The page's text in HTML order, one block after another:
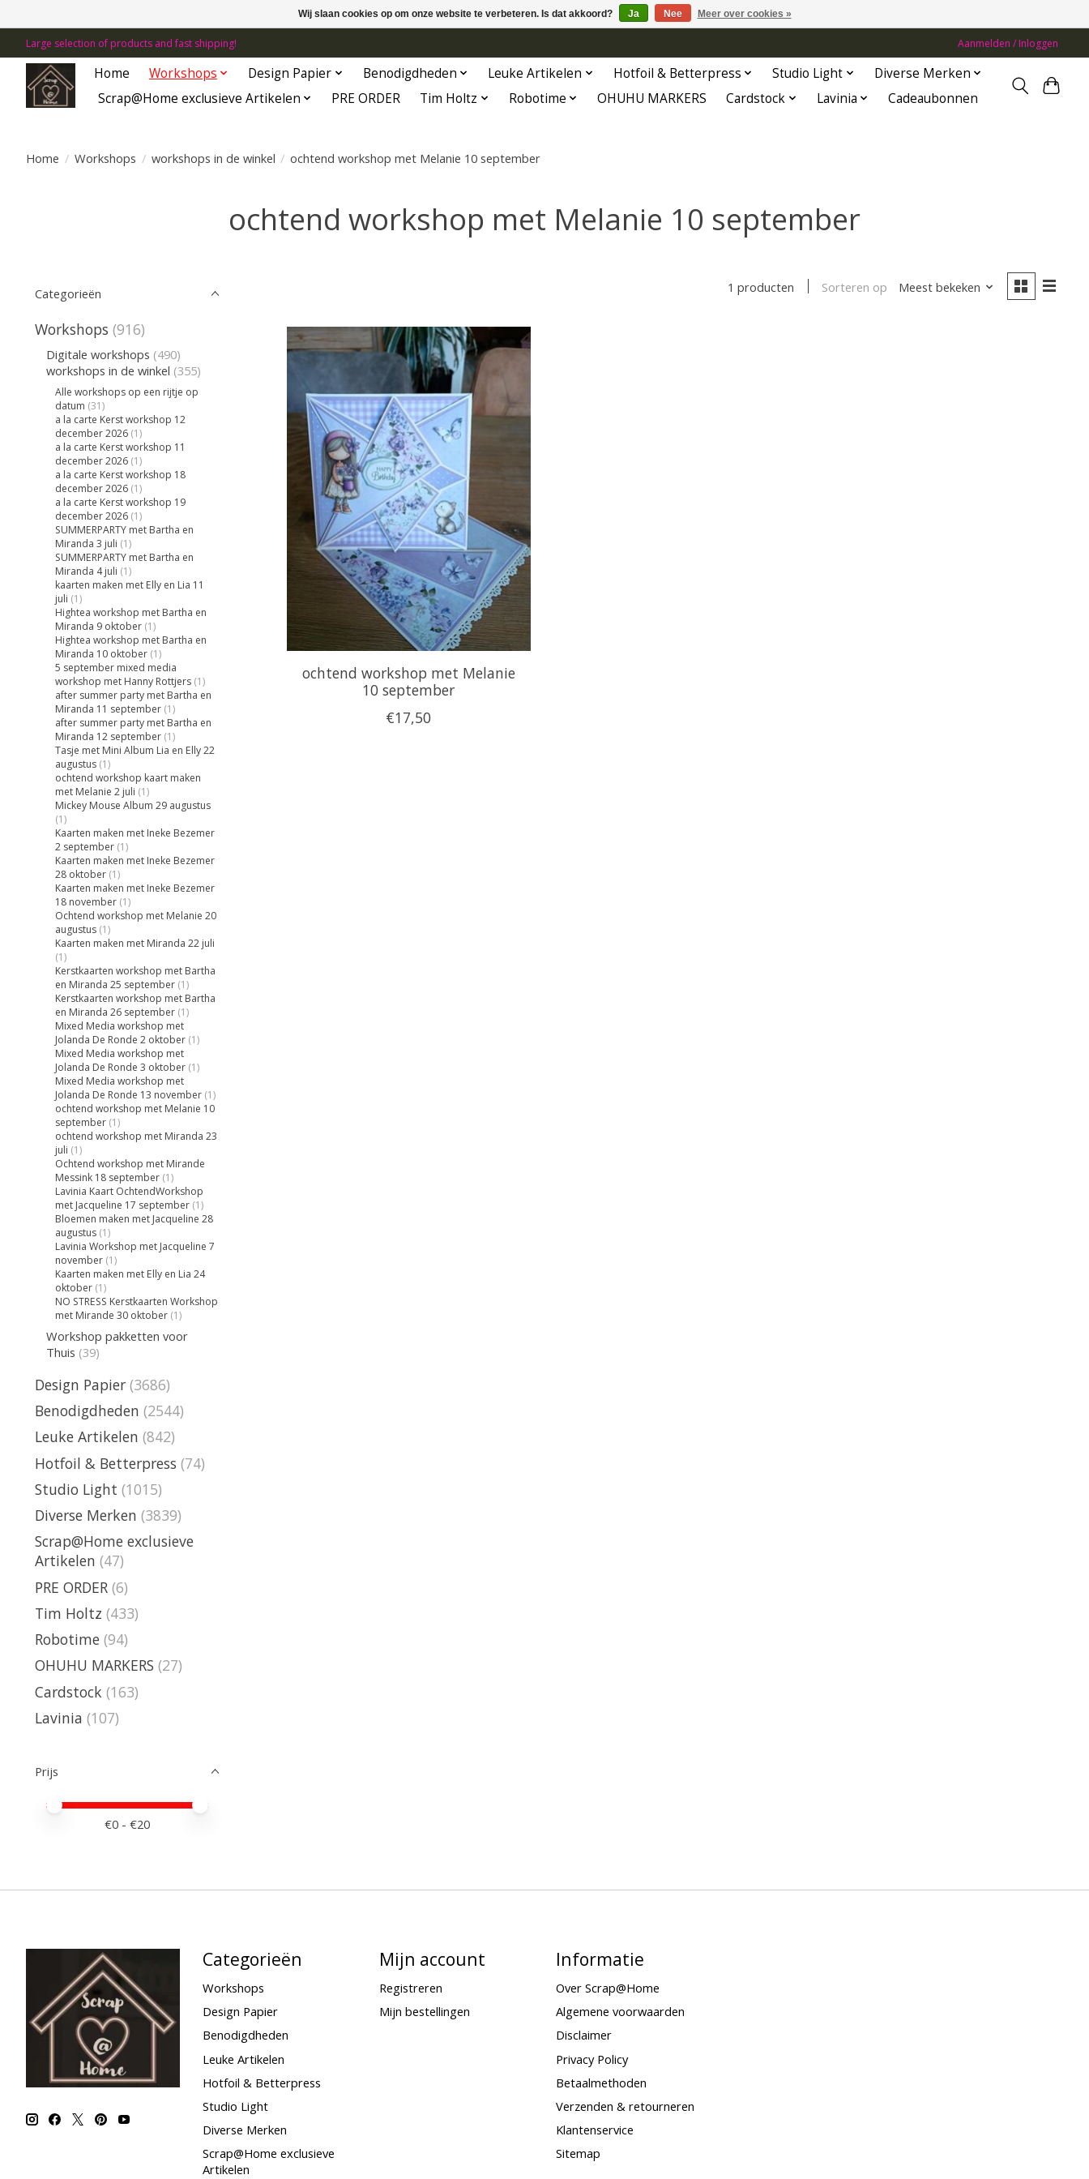
Large selection of products and fast shipping! Aanmelden / Inloggen
Home Workshops Design Papier Benodigdheden Leuke Artikelen Hotfoil & Betterpress Studio Light
Diverse Merken
Scrap@Home exclusieve Artikelen
PRE ORDER Tim Holtz Robotime OHUHU MARKERS Cardstock Lavinia Cadeaubonnen
Home / Workshops / workshops in de winkel / ochtend workshop met Melanie 10 september
ochtend workshop met Melanie 10 september
Categorieën
Workshops (916)
Digitale workshops (490)
workshops in de winkel (355)
Alle workshops op een rijtje op
datum (31)
a la carte Kerst workshop 12
december 2026 (1)
a la carte Kerst workshop 11
december 2026 (1)
a la carte Kerst workshop 18
december 2026 (1)
a la carte Kerst workshop 19
december 2026 (1)
SUMMERPARTY met Bartha en
Miranda 3 juli (1)
SUMMERPARTY met Bartha en
Miranda 4 juli (1)
kaarten maken met Elly en Lia 11
juli (1)
Hightea workshop met Bartha en
Miranda 9 oktober (1)
Hightea workshop met Bartha en
Miranda 10 oktober (1)
5 september mixed media
workshop met Hanny Rottjers (1)
after summer party met Bartha en
Miranda 11 september (1)
after summer party met Bartha en
Miranda 12 september (1)
Tasje met Mini Album Lia en Elly 22
augustus (1)
ochtend workshop kaart maken
met Melanie 2 juli (1)
Mickey Mouse Album 29 augustus
(1)
Kaarten maken met Ineke Bezemer
2 september (1)
Kaarten maken met Ineke Bezemer
28 oktober (1)
Kaarten maken met Ineke Bezemer
18 november (1)
Ochtend workshop met Melanie 20
augustus (1)
Kaarten maken met Miranda 22 juli
(1)
Kerstkaarten workshop met Bartha
en Miranda 25 september (1)
Kerstkaarten workshop met Bartha
en Miranda 26 september (1)
Mixed Media workshop met
Jolanda De Ronde 2 oktober (1)
Mixed Media workshop met
Jolanda De Ronde 3 oktober (1)
Mixed Media workshop met
Jolanda De Ronde 13 november (1)
ochtend workshop met Melanie 10
september (1)
ochtend workshop met Miranda 23
juli (1)
Ochtend workshop met Mirande
Messink 18 september (1)
Lavinia Kaart OchtendWorkshop
met Jacqueline 17 september (1)
Bloemen maken met Jacqueline 28
augustus (1)
Lavinia Workshop met Jacqueline 7
november (1)
Kaarten maken met Elly en Lia 24
oktober (1)
NO STRESS Kerstkaarten Workshop
met Mirande 30 oktober (1)
Workshop pakketten voor
Thuis (39)
Design Papier (3686)
Benodigdheden (2544)
Leuke Artikelen (842)
Hotfoil & Betterpress (74)
Studio Light (1015)
Diverse Merken (3839)
Scrap@Home exclusieve
Artikelen (47)
PRE ORDER (6)
Tim Holtz (433)
Robotime (94)
OHUHU MARKERS (27)
Cardstock (163)
Lavinia (107)
Prijs
Minimale prijswaarde
Price maximum value
€0 - €20
1 producten Sorteren op Meest bekeken
ochtend workshop met Melanie
10 september
€17,50
Categorieën
Workshops
Design Papier
Benodigdheden
Leuke Artikelen
Hotfoil & Betterpress
Studio Light
Diverse Merken
Scrap@Home exclusieve
Artikelen
Mijn account
Registreren
Mijn bestellingen
Informatie
Over Scrap@Home
Algemene voorwaarden
Disclaimer
Privacy Policy
Betaalmethoden
Verzenden & retourneren
Klantenservice
Sitemap
Wij slaan cookies op om onze website te verbeteren. Is dat akkoord? Ja Nee Meer over cookies »